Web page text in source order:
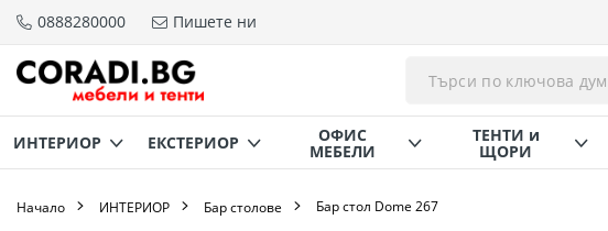
Прескачане
съдържанието
0888280000 Пишете ни
ИНТЕРИОР ЕКСТЕРИОР ОФИС
МЕБЕЛИ
ТЕНТИ и
ЩОРИ
Начало ИНТЕРИОР Бар столове Бар стол Dome 267